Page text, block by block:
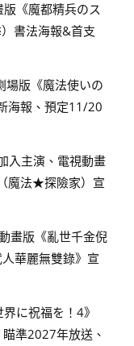
《魔都精兵のス
書法海報&首支
場版《魔法使いの
海報、預定11/20
入主演、電視動畫
魔法★探險家）宣
畫版《亂世千金倪
華麗無雙錄》宣
に祝福を！4》
準2027年放送、